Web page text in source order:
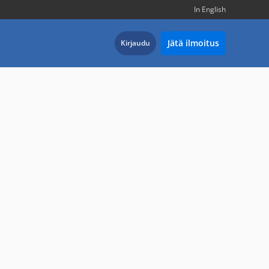
In English
Kirjaudu Jätä ilmoitus